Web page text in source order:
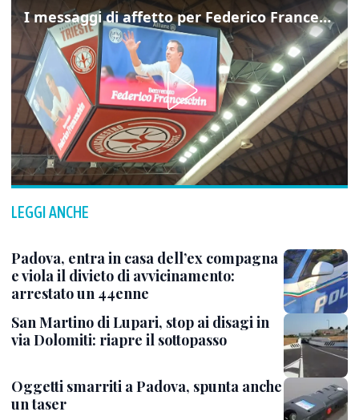
I messaggi di affetto per Federico Franceschin: così il mondo del basket gli è stato accanto fino all’ultimo
LEGGI ANCHE
Padova, entra in casa dell’ex compagna
e viola il divieto di avvicinamento:
arrestato un 44enne
San Martino di Lupari, stop ai disagi in
via Dolomiti: riapre il sottopasso
Oggetti smarriti a Padova, spunta anche
un taser